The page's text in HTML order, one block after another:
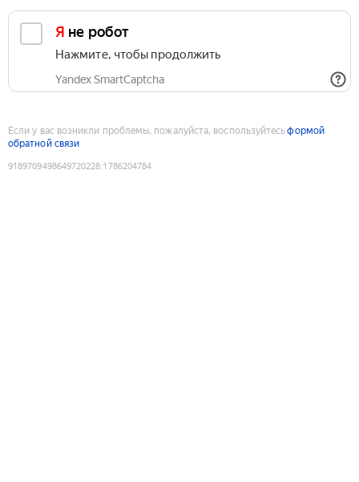
Я не робот
Нажмите, чтобы продолжить
Yandex SmartCaptcha
Если у вас возникли проблемы, пожалуйста, воспользуйтесьформой
обратной связи
9189709498649720228:1786204784